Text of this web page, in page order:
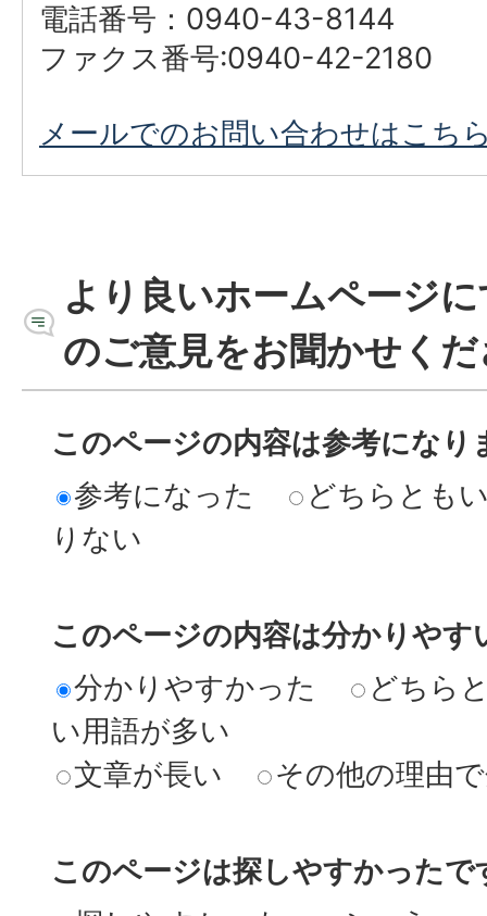
電話番号：0940-43-8144
ファクス番号:0940-42-2180
メールでのお問い合わせはこち
より良いホームページ
のご意見をお聞かせく
このページの内容は参考になり
参考になった
どちらとも
りない
このページの内容は分かりやす
分かりやすかった
どちら
い用語が多い
文章が長い
その他の理由
このページは探しやすかったで